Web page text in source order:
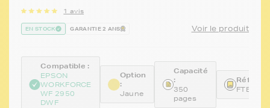
1 avis
EN STOCK GARANTIE 2 ANS Voir le produit
Compatible :
EPSON
WORKFORCE
WF 2950
DWF
Option
:
Jaune
Capacité
:
350
pages